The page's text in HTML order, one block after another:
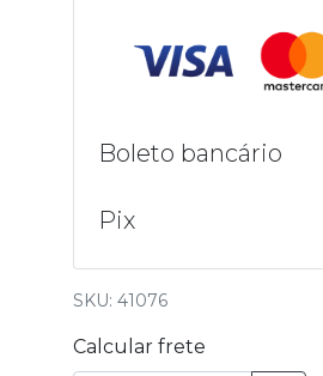
Boleto bancário
Pix
SKU: 41076
Calcular frete